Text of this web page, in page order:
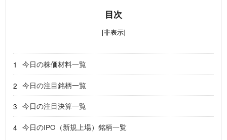
目次
[非表示]
今日の株価材料一覧
今日の注目銘柄一覧
今日の注目決算一覧
今日のIPO（新規上場）銘柄一覧